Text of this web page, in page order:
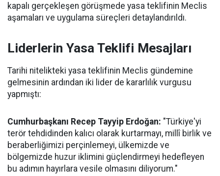
kapalı gerçekleşen görüşmede yasa teklifinin Meclis
aşamaları ve uygulama süreçleri detaylandırıldı.
Liderlerin Yasa Teklifi Mesajları
Tarihi nitelikteki yasa teklifinin Meclis gündemine
gelmesinin ardından iki lider de kararlılık vurgusu
yapmıştı:
Cumhurbaşkanı Recep Tayyip Erdoğan: "Türkiye'yi
terör tehdidinden kalıcı olarak kurtarmayı, millî birlik ve
beraberliğimizi perçinlemeyi, ülkemizde ve
bölgemizde huzur iklimini güçlendirmeyi hedefleyen
bu adımın hayırlara vesile olmasını diliyorum."